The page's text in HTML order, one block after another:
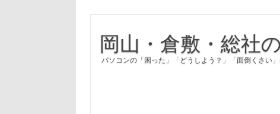
岡山・倉敷・総社
パソコンの「困った」「どうしよう？」「面倒くさい